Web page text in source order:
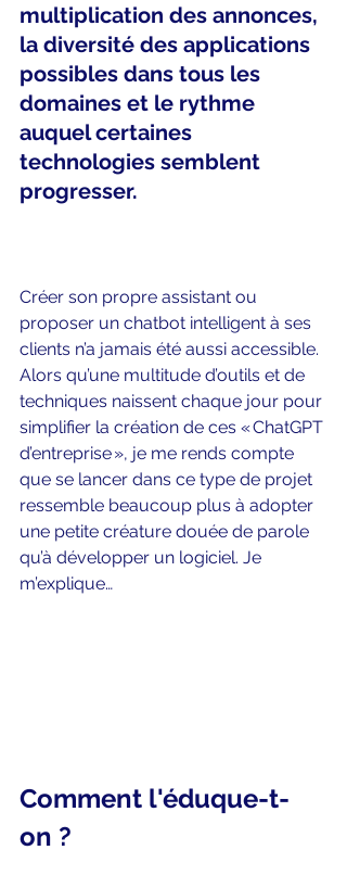
multiplication des annonces,
la diversité des applications
possibles dans tous les
domaines et le rythme
auquel certaines
technologies semblent
progresser.
Créer son propre assistant ou
proposer un chatbot intelligent à ses
clients n’a jamais été aussi accessible.
Alors qu’une multitude d’outils et de
techniques naissent chaque jour pour
simplifier la création de ces « ChatGPT
d’entreprise », je me rends compte
que se lancer dans ce type de projet
ressemble beaucoup plus à adopter
une petite créature douée de parole
qu’à développer un logiciel. Je
m’explique…
Comment l'éduque-t-
on ?